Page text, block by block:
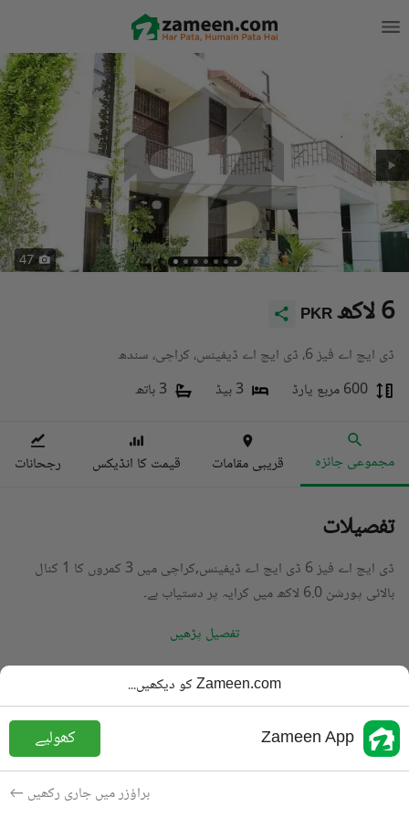
47
PKR 6 لاکھ
ڈی ایچ اے فیز 6، ڈی ایچ اے ڈیفینس، کراچی، سندھ
600 مربع یارڈ
3 بیڈ 3 باتھ
مجموعی جائزہ قریبی مقامات قیمت کا انڈیکس رجحانات
تفصیلات
ڈی ایچ اے فیز 6 ڈی ایچ اے ڈیفینس,کراچی میں 3 کمروں کا 1 کنال
بالائی پورشن 6.0 لاکھ میں کرایہ پر دستیاب ہے۔
تفصیل پڑھیں
بالائی پورشن
قیمت
PKR
6 لاکھ
باتھ
رقبہ
600 مربع یارڈ
کرایہ پر دستیاب
Zameen.com کو دیکھیں...
Zameen App کھولیے
براؤزر میں جاری رکھیں